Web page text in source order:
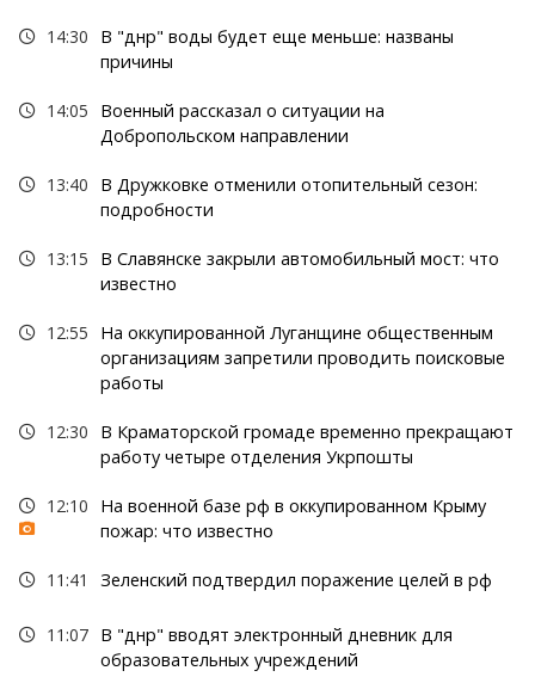
14:30
В "днр" воды будет еще меньше: названы
причины
14:05
Военный рассказал о ситуации на
Добропольском направлении
13:40
В Дружковке отменили отопительный сезон:
подробности
13:15
В Славянске закрыли автомобильный мост: что
известно
12:55
На оккупированной Луганщине общественным
организациям запретили проводить поисковые
работы
12:30
В Краматорской громаде временно прекращают
работу четыре отделения Укрпошты
12:10
На военной базе рф в оккупированном Крыму
пожар: что известно
11:41 Зеленский подтвердил поражение целей в рф
11:07 В "днр" вводят электронный дневник для
образовательных учреждений